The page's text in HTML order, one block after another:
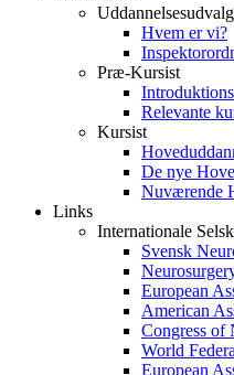
Hvem er vi?
Præ-Kursist
Relevante
Kursist
De nye
Nuværende
Links
Internationale
Svensk
European
American
Congress of
World
European